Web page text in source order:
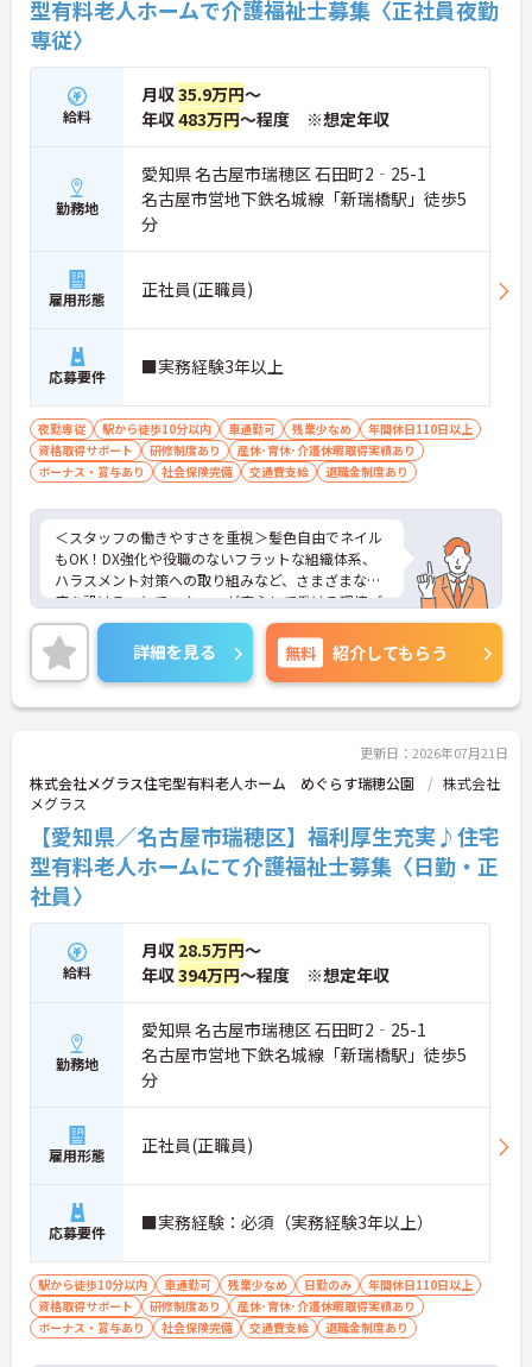
型有料老人ホームで介護福祉士募集〈正社員夜勤
専従〉
給料
月収35.9万円～
年収483万円～程度 ※想定年収
勤務地
愛知県 名古屋市瑞穂区 石田町2‐25-1
名古屋市営地下鉄名城線「新瑞橋駅」徒歩5
分
雇用形態 正社員(正職員)
応募要件 ■実務経験3年以上
夜勤専従 駅から徒歩10分以内 車通勤可 残業少なめ
年間休日110日以上
資格取得サポート
研修制度あり
産休･育休･介護休暇取得実績あり
ボーナス・賞与あり
社会保険完備 交通費支給 退職金制度あり
＜スタッフの働きやすさを重視＞髪色自由でネイル
もOK！DX強化や役職のないフラットな組織体系、
ハラスメント対策への取り組みなど、さまざまな制
度を設けることでスタッフが安心して働ける環境づ
くりに取り組まれています。
＜ライフスタイルに合わせた勤務形態＞夜勤ありの
シフト常勤、日勤専従、夜勤専従といったさまざま
な働き方が設定されている法人です。
＜チームで連携しながらのお仕事＞一人ひとりが主
野は互いで補い合うなど、チームとしてしっかりと
連携を取りながら日々の業務に努められています。
ご興味のある方には、面接対策ポイント等、さらに
詳細をお話ししますのでお気軽にご相談ください！
詳細を見る 無料 紹介してもらう
更新日：2026年07月21日
株式会社メグラス住宅型有料老人ホーム めぐらす瑞穂公園
株式会社
メグラス
【愛知県／名古屋市瑞穂区】福利厚生充実♪住宅
型有料老人ホームにて介護福祉士募集〈日勤・正
社員〉
給料
月収 28.5万円～
年収394万円～程度 ※想定年収
勤務地
愛知県 名古屋市瑞穂区 石田町2‐25-1
名古屋市営地下鉄名城線「新瑞橋駅」徒歩5
分
雇用形態 正社員(正職員)
応募要件 ■実務経験：必須（実務経験3年以上）
駅から徒歩10分以内 車通勤可 残業少なめ 日勤のみ
年間休日110日以上
資格取得サポート
研修制度あり
産休･育休･介護休暇取得実績あり
ボーナス・賞与あり
社会保険完備 交通費支給 退職金制度あり